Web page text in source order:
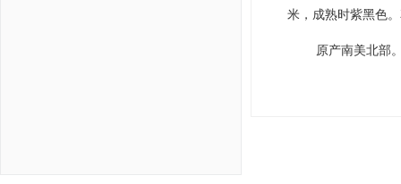
米，成熟时紫黑色
原产南美北部